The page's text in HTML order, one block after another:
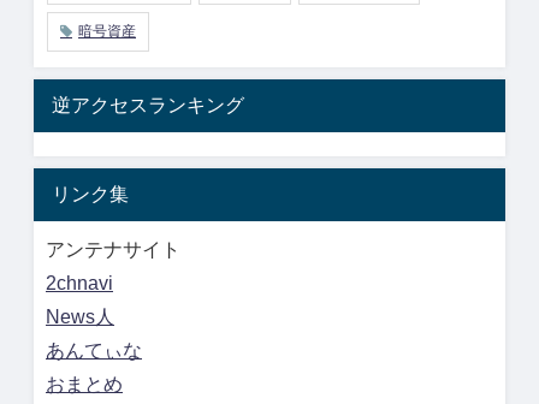
暗号資産
逆アクセスランキング
リンク集
アンテナサイト
2chnavi
News人
あんてぃな
おまとめ